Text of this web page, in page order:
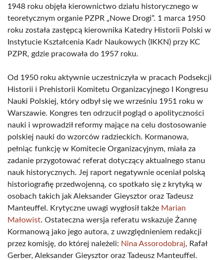
1948 roku objęła kierownictwo działu historycznego w
teoretycznym organie PZPR „Nowe Drogi”. 1 marca 1950
roku została zastępcą kierownika Katedry Historii Polski w
Instytucie Kształcenia Kadr Naukowych (IKKN) przy KC
PZPR, gdzie pracowała do 1957 roku.
Od 1950 roku aktywnie uczestniczyła w pracach Podsekcji
Historii i Prehistorii Komitetu Organizacyjnego I Kongresu
Nauki Polskiej, który odbył się we wrześniu 1951 roku w
Warszawie. Kongres ten odrzucił pogląd o apolityczności
nauki i wprowadził reformy mające na celu dostosowanie
polskiej nauki do wzorców radzieckich. Kormanowa,
pełniąc funkcję w Komitecie Organizacyjnym, miała za
zadanie przygotować referat dotyczący aktualnego stanu
nauk historycznych. Jej raport negatywnie oceniał polską
historiografię przedwojenną, co spotkało się z krytyką w
osobach takich jak Aleksander Gieysztor oraz Tadeusz
Manteuffel. Krytyczne uwagi wygłosił także Marian
Małowist. Ostateczna wersja referatu wskazuje Żannę
Kormanową jako jego autora, z uwzględnieniem redakcji
przez komisję, do której należeli: Nina Assorodobraj, Rafał
Gerber, Aleksander Gieysztor oraz Tadeusz Manteuffel.